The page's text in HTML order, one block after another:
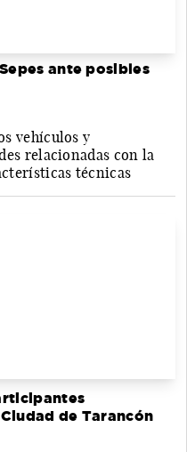
ante posibles
vehículos y
relacionadas con la
técnicas
de Tarancón